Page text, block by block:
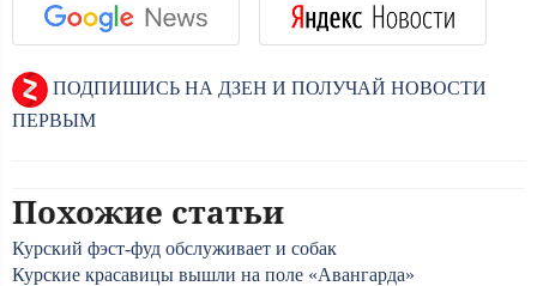
ПОДПИШИСЬ НА ДЗЕН И ПОЛУЧАЙ НОВОСТИ
ПЕРВЫМ
Похожие статьи
Курский фэст-фуд обслуживает и собак
Курские красавицы вышли на поле «Авангарда»